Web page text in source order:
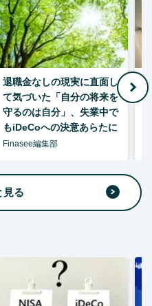
退職金なしの現実に直面し
て気づいた「自分の将来を
守るのは自分」、失業中で
もiDeCoへの決意あらたに
Finasee編集部
見る